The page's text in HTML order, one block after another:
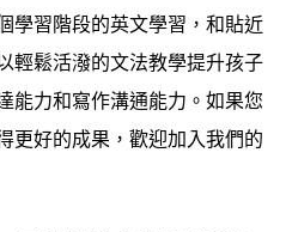
學習階段的英文學習，和貼近
輕鬆活潑的文法教學提升孩子
能力和寫作溝通能力。如果您
更好的成果，歡迎加入我們的